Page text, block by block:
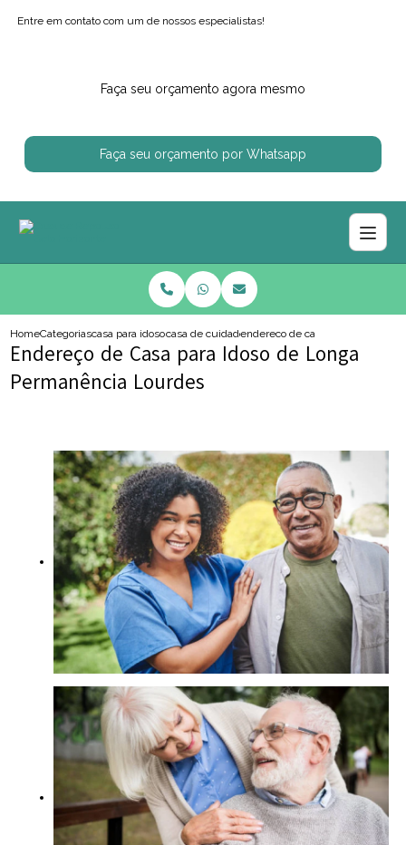
Entre em contato com um de nossos especialistas!
Faça seu orçamento agora mesmo
Faça seu orçamento por Whatsapp
HomeCategoriascasa para idososcasa de cuidador de idosoendereco de casa para idoso de
Endereço de Casa para Idoso de Longa
Permanência Lourdes